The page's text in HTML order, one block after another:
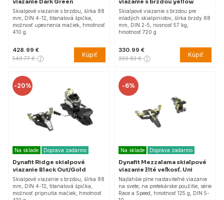
Skialpové viazanie s brzdou, šírka 88
mm, DIN 4-12, titanalová špička,
možnosť upevnenia mačiek, hmotnosť
410 g.
428.99 €
549.77 € Kúpiť
Skialpové viazanie s brzdou pre
mladých skialpinistov, šírka brzdy 88
mm, DIN 2-5, nosnosť 57 kg,
hmotnosť 720 g
330.99 €
399.83 € Kúpiť
-20%
Na sklade Doprava zadarmo
Dynafit Ridge skialpové
viazanie Black Out/Gold
Skialpové viazanie s brzdou, šírka 88
mm, DIN 4-12, titanalová špička,
možnosť pripnutia mačiek, hmotnosť
-6%
Na sklade Doprava zadarmo
Dynafit Mezzalama skialpové
viazanie žlté veľkosť. Uni
Najľahšie plne nastaviteľné viazanie
na svete, na pretekárske použitie, série
Race a Speed, hmotnosť 125 g, DIN 5-